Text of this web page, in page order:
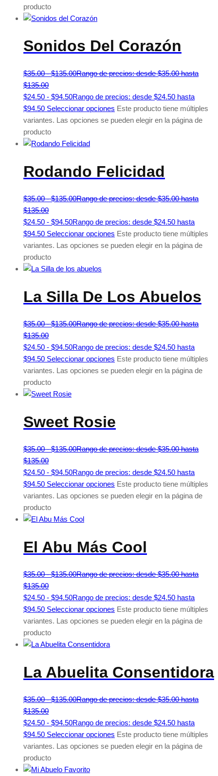
producto
Sonidos Del Corazón
$35.00 - $135.00Rango de precios: desde $35.00 hasta
$135.00
$24.50 - $94.50Rango de precios: desde $24.50 hasta
$94.50 Seleccionar opciones Este producto tiene múltiples
variantes. Las opciones se pueden elegir en la página de
producto
Rodando Felicidad
$35.00 - $135.00Rango de precios: desde $35.00 hasta
$135.00
$24.50 - $94.50Rango de precios: desde $24.50 hasta
$94.50 Seleccionar opciones Este producto tiene múltiples
variantes. Las opciones se pueden elegir en la página de
producto
La Silla De Los Abuelos
$35.00 - $135.00Rango de precios: desde $35.00 hasta
$135.00
$24.50 - $94.50Rango de precios: desde $24.50 hasta
$94.50 Seleccionar opciones Este producto tiene múltiples
variantes. Las opciones se pueden elegir en la página de
producto
Sweet Rosie
$35.00 - $135.00Rango de precios: desde $35.00 hasta
$135.00
$24.50 - $94.50Rango de precios: desde $24.50 hasta
$94.50 Seleccionar opciones Este producto tiene múltiples
variantes. Las opciones se pueden elegir en la página de
producto
El Abu Más Cool
$35.00 - $135.00Rango de precios: desde $35.00 hasta
$135.00
$24.50 - $94.50Rango de precios: desde $24.50 hasta
$94.50 Seleccionar opciones Este producto tiene múltiples
variantes. Las opciones se pueden elegir en la página de
producto
La Abuelita Consentidora
$35.00 - $135.00Rango de precios: desde $35.00 hasta
$135.00
$24.50 - $94.50Rango de precios: desde $24.50 hasta
$94.50 Seleccionar opciones Este producto tiene múltiples
variantes. Las opciones se pueden elegir en la página de
producto